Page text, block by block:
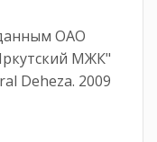
ОАО
МЖК"
Deheza. 2009